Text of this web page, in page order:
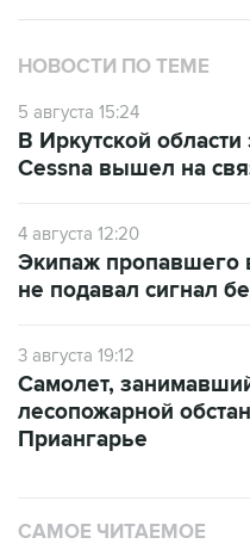
НОВОСТИ ПО ТЕМЕ
5 августа 15:24
В Иркутской
Cessna вышел на
4 августа 12:20
Экипаж пропавшего
не подавал сигнал
3 августа 19:12
Самолет,
лесопожарной
Приангарье
САМОЕ ЧИТАЕМОЕ